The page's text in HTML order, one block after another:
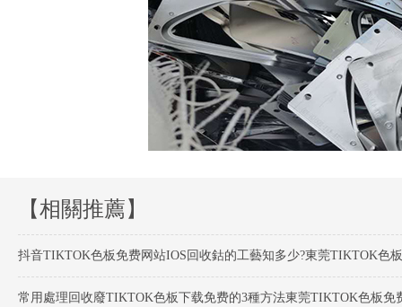
【相關推薦】
抖音TIKTOK色板免费网站IOS回收鈷的工藝知多少?東莞TIKTOK色
常用處理回收廢TIKTOK色板下载免费的3種方法東莞TIKTOK色板免